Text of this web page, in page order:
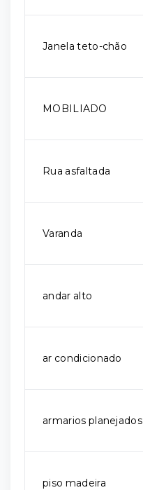
Janela teto-chão
MOBILIADO
Rua asfaltada
Varanda
andar alto
ar condicionado
armarios planejados
piso madeira